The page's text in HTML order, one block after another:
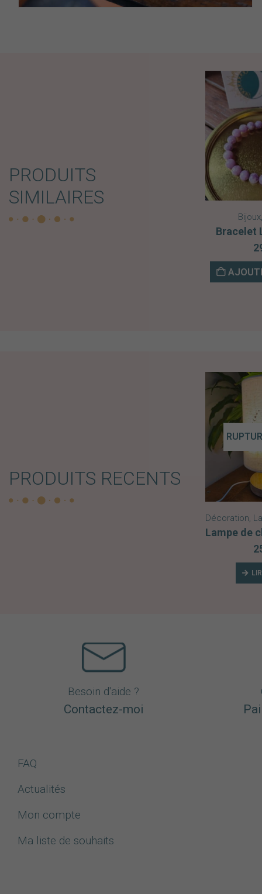
PRODUITS
SIMILAIRES
Bijoux,
Bracelet
PRODUITS RECENTS
Décoration
Besoin d'aide ?
Contactez-moi
FAQ
Actualités
Mon compte
Ma liste de souhaits